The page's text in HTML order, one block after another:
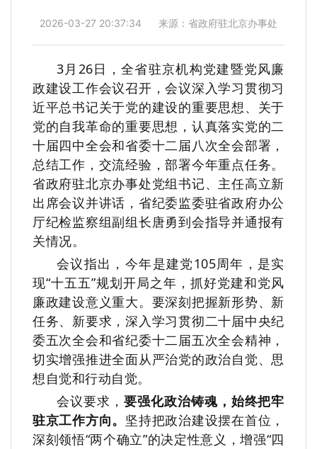
2026-03-27 20:37:34 来源：省政府驻北京办事处
3月26日，全省驻京机构党建暨党风廉
政建设工作会议召开，会议深入学习贯彻习
近平总书记关于党的建设的重要思想、关于
党的自我革命的重要思想，认真落实党的二
十届四中全会和省委十二届八次全会部署，
总结工作，交流经验，部署今年重点任务。
省政府驻北京办事处党组书记、主任高立新
出席会议并讲话，省纪委监委驻省政府办公
厅纪检监察组副组长唐勇到会指导并通报有
关情况。
会议指出，今年是建党105周年，是实
现“十五五”规划开局之年，抓好党建和党风
廉政建设意义重大。要深刻把握新形势、新
任务、新要求，深入学习贯彻二十届中央纪
委五次全会和省纪委十二届五次全会精神，
切实增强推进全面从严治党的政治自觉、思
想自觉和行动自觉。
会议要求， 要强化政治铸魂，始终把牢
驻京工作方向。 坚持把政治建设摆在首位，
深刻领悟“两个确立”的决定性意义，增强“四